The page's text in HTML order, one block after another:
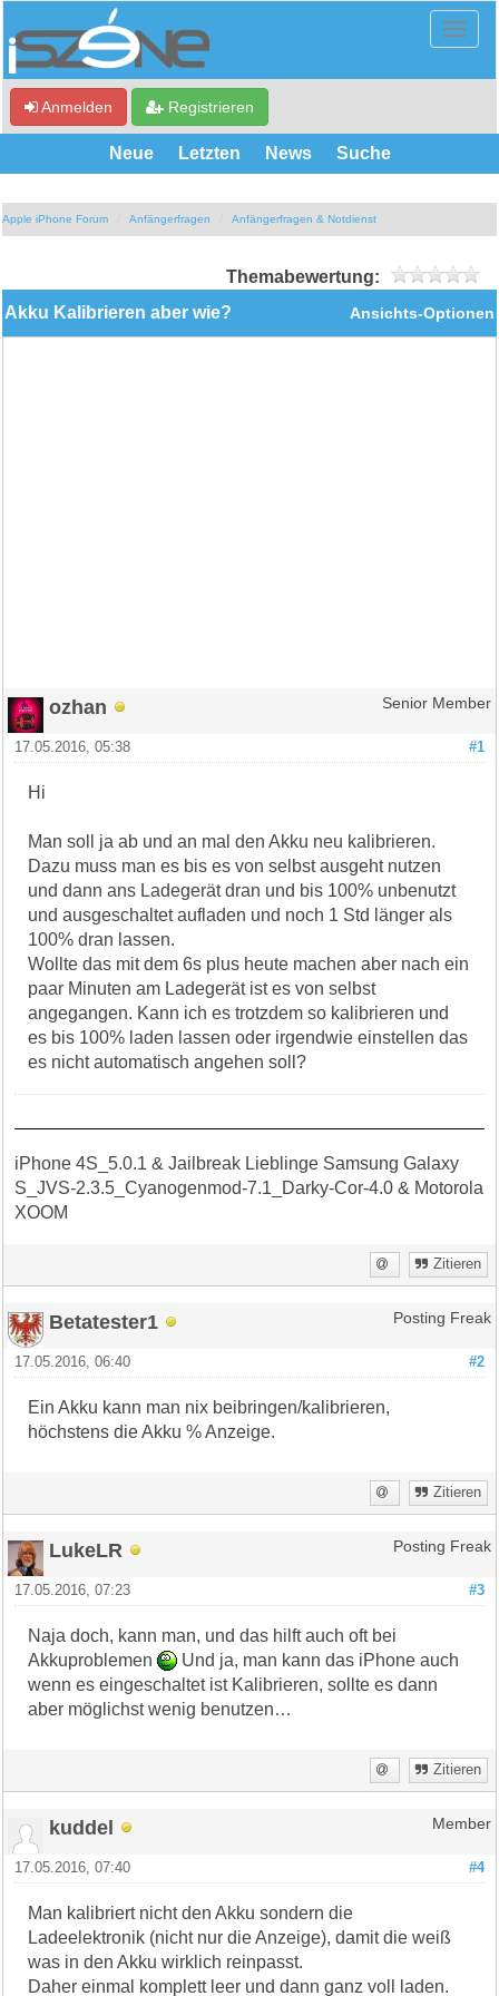
Anmelden Registrieren
Neue Letzten News Suche
Apple iPhone Forum Anfängerfragen Anfängerfragen & Notdienst
Themabewertung:
Ansichts-Optionen
Akku Kalibrieren aber wie?
ozhan Senior Member
#1
17.05.2016, 05:38
Hi
Man soll ja ab und an mal den Akku neu kalibrieren.
Dazu muss man es bis es von selbst ausgeht nutzen
und dann ans Ladegerät dran und bis 100% unbenutzt
und ausgeschaltet aufladen und noch 1 Std länger als
100% dran lassen.
Wollte das mit dem 6s plus heute machen aber nach ein
paar Minuten am Ladegerät ist es von selbst
angegangen. Kann ich es trotzdem so kalibrieren und
es bis 100% laden lassen oder irgendwie einstellen das
es nicht automatisch angehen soll?
iPhone 4S_5.0.1 & Jailbreak Lieblinge Samsung Galaxy
S_JVS-2.3.5_Cyanogenmod-7.1_Darky-Cor-4.0 & Motorola
XOOM
Zitieren
Betatester1 Posting Freak
#2
17.05.2016, 06:40
Ein Akku kann man nix beibringen/kalibrieren,
höchstens die Akku % Anzeige.
Zitieren
LukeLR Posting Freak
#3
17.05.2016, 07:23
Naja doch, kann man, und das hilft auch oft bei
Akkuproblemen
Und ja, man kann das iPhone auch
wenn es eingeschaltet ist Kalibrieren, sollte es dann
aber möglichst wenig benutzen…
Zitieren
kuddel Member
#4
17.05.2016, 07:40
Man kalibriert nicht den Akku sondern die
Ladeelektronik (nicht nur die Anzeige), damit die weiß
was in den Akku wirklich reinpasst.
Daher einmal komplett leer und dann ganz voll laden.